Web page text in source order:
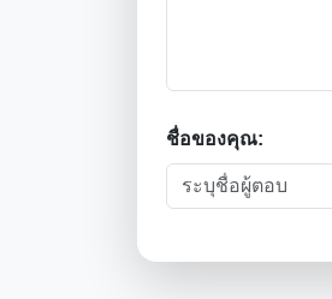
ชื่อของคุณ: